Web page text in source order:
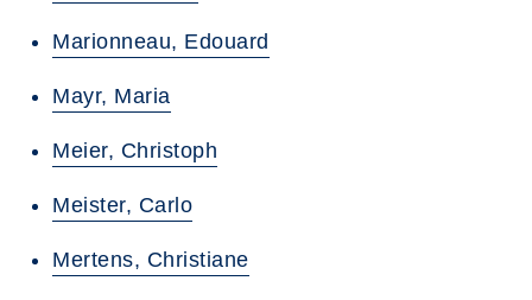
Marionneau, Edouard
Mayr, Maria
Meier, Christoph
Meister, Carlo
Mertens, Christiane